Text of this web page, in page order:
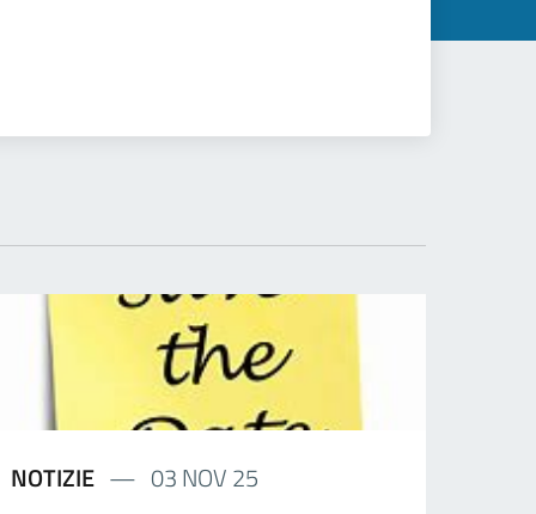
NOTIZIE 03 NOV 25